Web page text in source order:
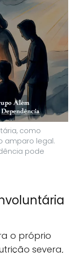
como
amparo legal.
pode
o próprio
severa,